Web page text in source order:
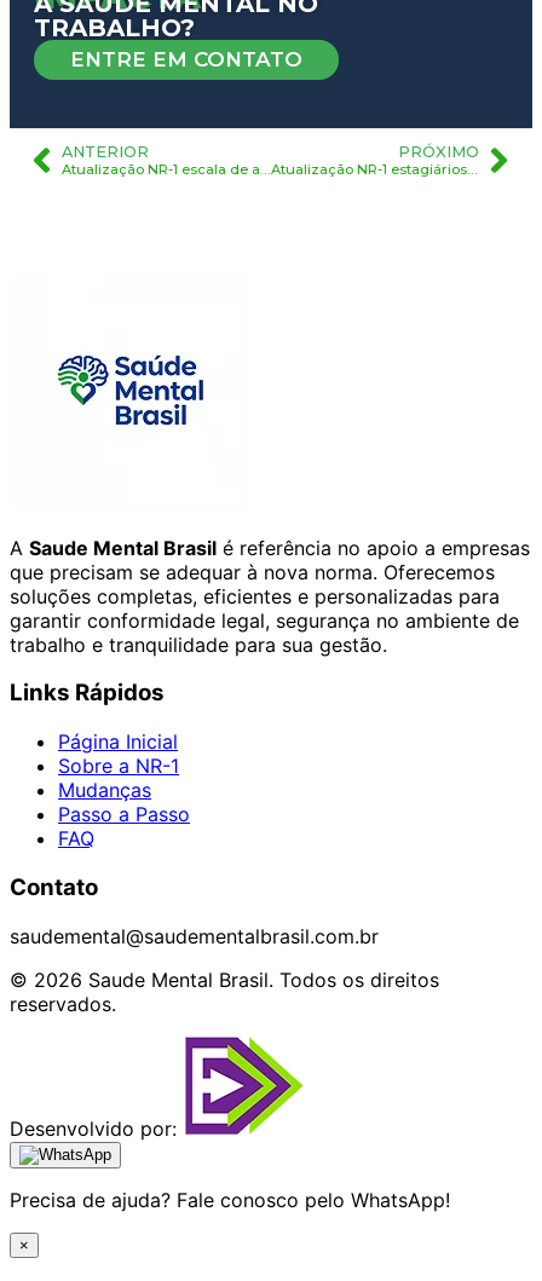
TRABALHO?
ENTRE EM CONTATO
ANTERIOR PRÓXIMO
Atualização NR-1 estagiários e aprendizes
A Saude Mental Brasil é referência no apoio a empresas
que precisam se adequar à nova norma. Oferecemos
soluções completas, eficientes e personalizadas para
garantir conformidade legal, segurança no ambiente de
trabalho e tranquilidade para sua gestão.
Links Rápidos
Página Inicial
Sobre a NR-1
Mudanças
Passo a Passo
FAQ
Contato
saudemental@saudementalbrasil.com.br
© 2026 Saude Mental Brasil. Todos os direitos
reservados.
Desenvolvido por:
Precisa de ajuda? Fale conosco pelo WhatsApp!
×